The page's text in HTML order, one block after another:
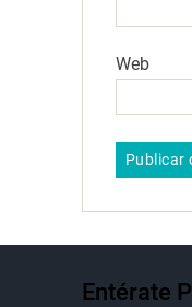
Web
Entérate